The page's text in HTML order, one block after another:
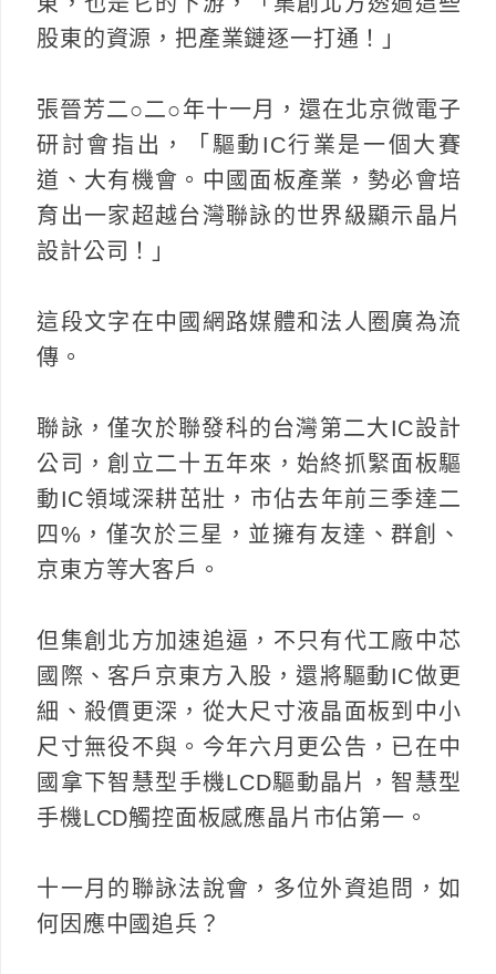
股東的資源，把產業鏈逐一打通！」
張晉芳二○二○年十一月，還在北京微電子
研討會指出，「驅動IC行業是一個大賽
道、大有機會。中國面板產業，勢必會培
育出一家超越台灣聯詠的世界級顯示晶片
設計公司！」
這段文字在中國網路媒體和法人圈廣為流
傳。
聯詠，僅次於聯發科的台灣第二大IC設計
公司，創立二十五年來，始終抓緊面板驅
動IC領域深耕茁壯，市佔去年前三季達二
四%，僅次於三星，並擁有友達、群創、
京東方等大客戶。
但集創北方加速追逼，不只有代工廠中芯
國際、客戶京東方入股，還將驅動IC做更
細、殺價更深，從大尺寸液晶面板到中小
尺寸無役不與。今年六月更公告，已在中
國拿下智慧型手機LCD驅動晶片，智慧型
手機LCD觸控面板感應晶片市佔第一。
十一月的聯詠法說會，多位外資追問，如
何因應中國追兵？